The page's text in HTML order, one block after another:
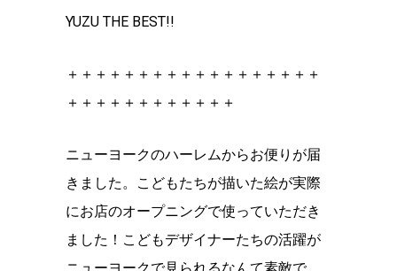
YUZU THE BEST!!
＋＋＋＋＋＋＋＋＋＋＋＋＋＋＋＋＋＋
＋＋＋＋＋＋＋＋＋＋＋＋
ニューヨークのハーレムからお便りが届
きました。こどもたちが描いた絵が実際
にお店のオープニングで使っていただき
ました！こどもデザイナーたちの活躍が